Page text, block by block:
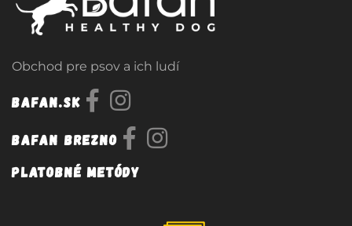
Obchod pre psov a ich ludí
Bafan.sk
Bafan Brezno
Platobné metódy